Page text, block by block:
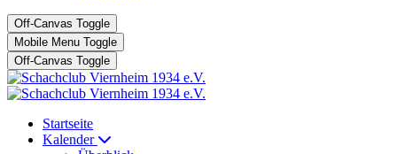
Off-Canvas Toggle
Mobile Menu Toggle
Off-Canvas Toggle
Startseite
Kalender